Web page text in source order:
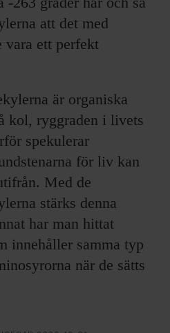
att det med
vara ett perfekt
är organiska
kol, ryggraden i livets
spekulerar
för liv kan
Med de
stärks denna
har man hittat
innehåller samma typ
när de sätts